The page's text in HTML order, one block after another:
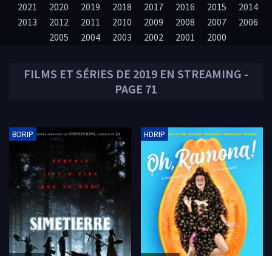
FILMS ET SÉRIES DE 2019 EN STREAMING -
PAGE 71
BDRIP HDRIP
2021 2020 2019 2018 2017 2016 2015
2014
2013
2012 2011 2010 2009 2008 2007
2006
2005
2004 2003 2002 2001 2000